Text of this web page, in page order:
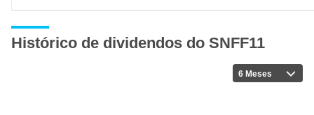
Histórico de dividendos do SNFF11
6 Meses